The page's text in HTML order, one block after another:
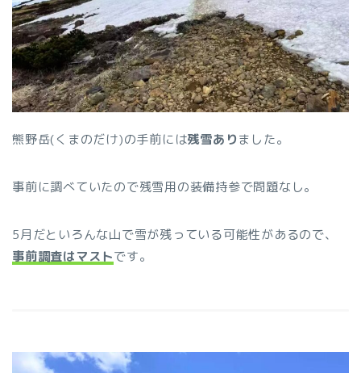
熊野岳(くまのだけ)の手前には残雪ありました。
事前に調べていたので残雪用の装備持参で問題なし。
5月だといろんな山で雪が残っている可能性があるので、
事前調査はマストです。